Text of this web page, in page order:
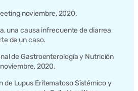
noviembre, 2020.
una causa infrecuente de diarrea
de un caso.
de Gastroenterología y Nutrición
2020.
de Lupus Eritematoso Sistémico y